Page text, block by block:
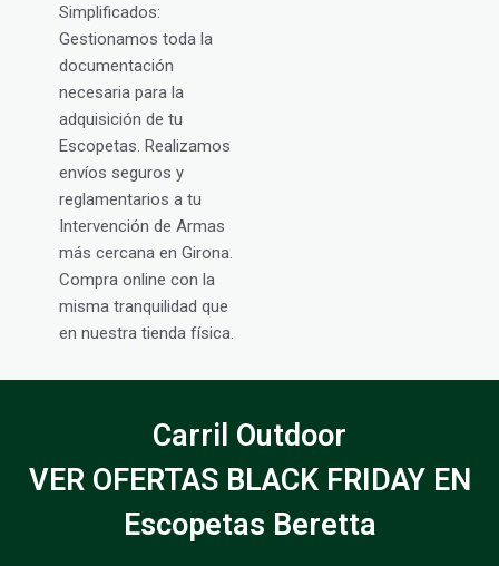
Simplificados:
Gestionamos toda la
documentación
necesaria para la
adquisición de tu
Escopetas. Realizamos
envíos seguros y
reglamentarios a tu
Intervención de Armas
más cercana en Girona.
Compra online con la
misma tranquilidad que
en nuestra tienda física.
Carril Outdoor
VER OFERTAS BLACK FRIDAY EN
Escopetas Beretta